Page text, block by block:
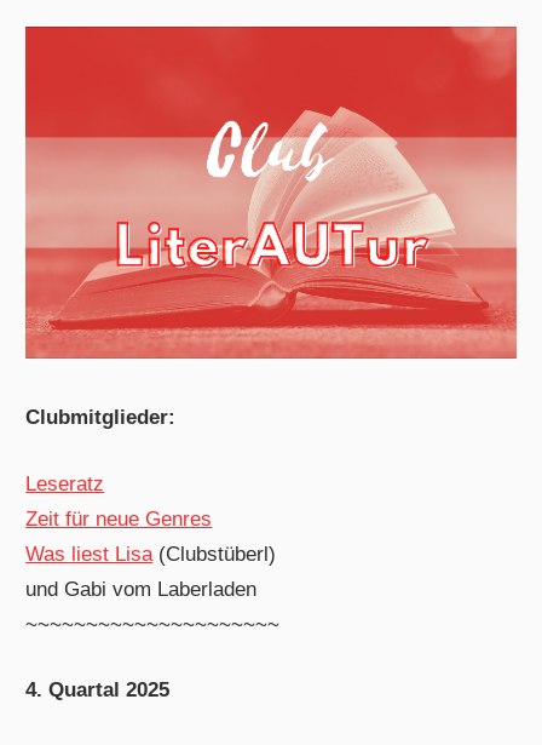
Clubmitglieder:
Leseratz
Zeit für neue Genres
Was liest Lisa(Clubstüberl)
und Gabi vom Laberladen
~~~~~~~~~~~~~~~~~~~~~
4. Quartal 2025